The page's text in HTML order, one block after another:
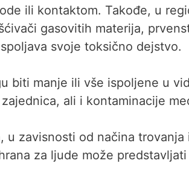
ili kontaktom. Takođe, u
gasovitih materija,
svoje toksično dejstvo.
biti manje ili vše ispoljene u
ali i kontaminacije
u zavisnosti od načina
za ljude može